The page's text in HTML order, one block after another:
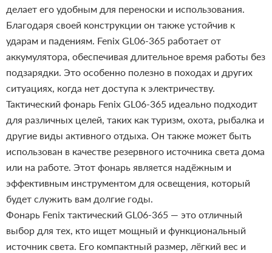
делает его удобным для переноски и использования.
Благодаря своей конструкции он также устойчив к
ударам и падениям. Fenix GL06-365 работает от
аккумулятора, обеспечивая длительное время работы без
подзарядки. Это особенно полезно в походах и других
ситуациях, когда нет доступа к электричеству.
Тактический фонарь Fenix GL06-365 идеально подходит
для различных целей, таких как туризм, охота, рыбалка и
другие виды активного отдыха. Он также может быть
использован в качестве резервного источника света дома
или на работе. Этот фонарь является надёжным и
эффективным инструментом для освещения, который
будет служить вам долгие годы.
Фонарь Fenix тактический GL06-365 — это отличный
выбор для тех, кто ищет мощный и функциональный
источник света. Его компактный размер, лёгкий вес и